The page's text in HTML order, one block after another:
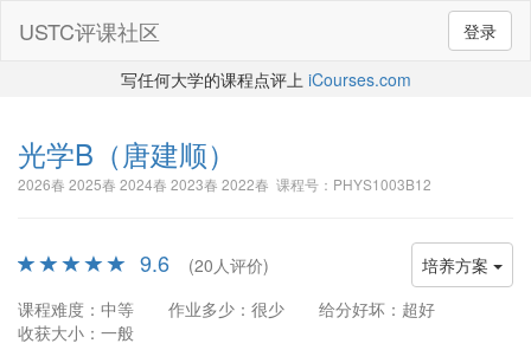
登录
USTC评课社区
写任何大学的课程点评上 iCourses.com
光学B （唐建顺）
2026春 2025春 2024春 2023春 2022春 课程号：PHYS1003B12
培养方案
9.6
(20人评价)
课程难度：中等
作业多少：很少
给分好坏：超好
收获大小：一般